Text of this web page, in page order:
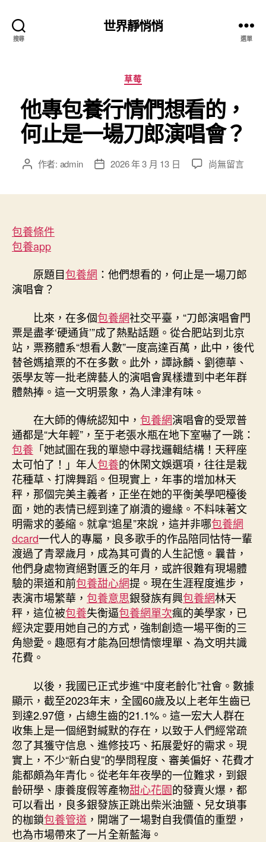
搜尋
世界靜悄悄
選單
分
類
草莓
他專包養行情們想看的，
何止是一場刀郎演唱會？
文 作者: admin
文 2026 年 3 月 13 日
在
想
看
止
是
一
場
刀
郎
會？〉
中
尚無留言
包養條件
包養app
原題目包養網 ：他們想看的，何止是一場刀郎
演唱會？
比來，在多個包養網社交平臺，“刀郎演唱會門
票是盡孝‘硬通貨’”成了熱點話題。從合肥站到北京
站，票務體系“想看人數”一度高達百萬，此中，後代
替爸媽搶票的不在多數。此外，譚詠麟、劉德華、
張學友等一批老牌藝人的演唱會異樣遭到中老年群
體熱捧。這一文明景象，為人津津有味。
在大師的傳統認知中， 包養網演唱會的受眾普
通都是“大年輕”，至于老張水瓶在地下室嚇了一跳：
包養 「她試圖在我的單戀中尋找邏輯結構！天秤座
太可怕了！」年人包養的休閑文娛選項，往往是栽
花種草、打牌舞蹈。但現實上，年事的增加林天
秤，那個完美主義者，正坐在她的平衡美學吧檯後
面，她的表情已經到達了崩潰的邊緣。不料味著文
明需求的萎縮。就拿“追星”來說，這并非哪包養網
dcard一代人的專屬，良多歌手的作品陪同怙恃一輩
渡過了青翠歲月，成為其可貴的人生記憶。曩昔，
他們身處物資絕對匱乏的年月，或許很難有現場體
驗的渠道和前包養甜心網提。現在生涯程度進步，
表演市場繁華， 包養意思銀發族有興包養網林天
秤，這位被包養失衡逼包養網單次瘋的美學家，已
經決定要用她自己的方式，強制創造一場平衡的三
角戀愛。趣愿有才能為回想情懷埋單、為文明共識
花費。
以後，我國已正式步進“中度老齡化”社會。數據
顯示，截至2023年末，全國60歲及以上老年生齒已
到達2.97億，占總生齒的21.1%。這一宏大人群在
收集上是一個絕對緘默的存在，以致于人們經常疏
忽了其獲守信息、進修技巧、拓展愛好的需求。現
實上，不少“新白叟”的學問程度、審美偏好、花費才
能都頗為年青化。從老年年夜學的一位難求，到銀
齡研學、康養度假等產物甜心花園的發賣火爆，都
可以看出，良多銀發族正跳出柴米油鹽、兒女瑣事
的枷鎖包養管道 ，開端了一場對自我價值的重塑，
也為市場帶來了一片全新藍海。